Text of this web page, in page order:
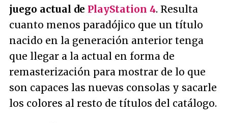
juego actual de PlayStation 4. Resulta
cuanto menos paradójico que un título
nacido en la generación anterior tenga
que llegar a la actual en forma de
remasterización para mostrar de lo que
son capaces las nuevas consolas y sacarle
los colores al resto de títulos del catálogo.